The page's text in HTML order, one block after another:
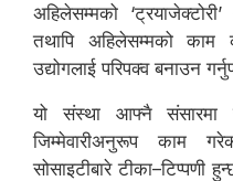
अहिलेसम्मको
तथापि अहिलेसम्मको काम
उद्योगलाई परिपक्व बनाउन
यो संस्था आफ्नै संसारमा
जिम्मेवारीअनुरूप काम
सोसाइटीबारे टीका–टिप्पणी